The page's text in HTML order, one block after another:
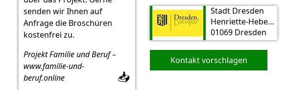
senden wir Ihnen auf
Anfrage die Broschüren
kostenfrei zu.
Projekt Familie und Beruf –
www.familie-und-
beruf.online
📥
Stadt Dresden
Henriette-Heber-Straße 6
01069 Dresden
Kontakt vorschlagen